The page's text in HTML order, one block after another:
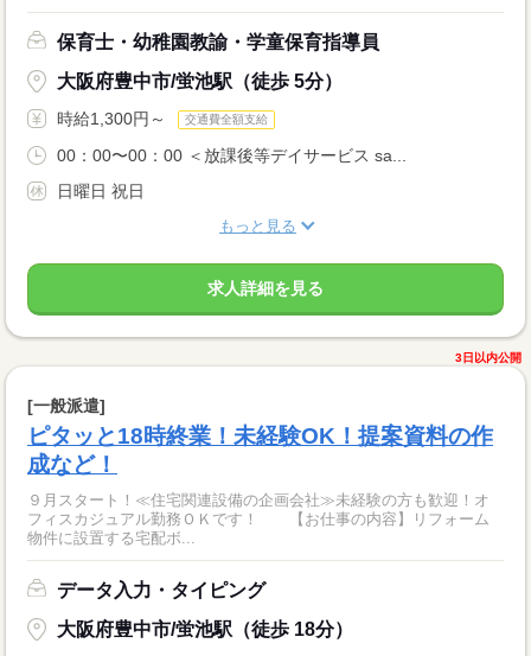
保育士・幼稚園教諭・学童保育指導員
大阪府豊中市/蛍池駅（徒歩 5分）
時給1,300円～ 交通費全額支給
00：00〜00：00 ＜放課後等デイサービス sa...
日曜日 祝日
もっと見る
求人詳細を見る
3日以内公開
[一般派遣]
ピタッと18時終業！未経験OK！提案資料の作
成など！
９月スタート！≪住宅関連設備の企画会社≫未経験の方も歓迎！オ
フィスカジュアル勤務ＯＫです！ 【お仕事の内容】リフォーム
物件に設置する宅配ボ...
データ入力・タイピング
大阪府豊中市/蛍池駅（徒歩 18分）